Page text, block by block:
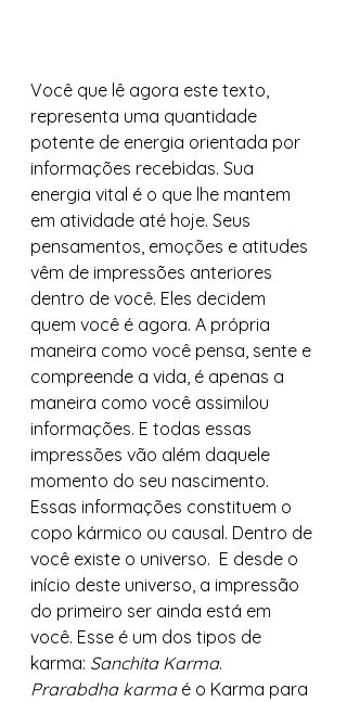
Você que lê agora este texto,
representa uma quantidade
potente de energia orientada por
informações recebidas. Sua
energia vital é o que lhe mantem
em atividade até hoje. Seus
pensamentos, emoções e atitudes
vêm de impressões anteriores
dentro de você. Eles decidem
quem você é agora. A própria
maneira como você pensa, sente e
compreende a vida, é apenas a
maneira como você assimilou
informações. E todas essas
impressões vão além daquele
momento do seu nascimento.
Essas informações constituem o
copo kármico ou causal. Dentro de
você existe o universo.  E desde o
início deste universo, a impressão
do primeiro ser ainda está em
você. Esse é um dos tipos de
karma: Sanchita Karma.
Prarabdha karma é o Karma para